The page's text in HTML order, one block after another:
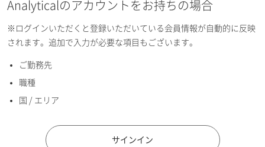
E-mailアドレス（半角英数）
国 / エリア
Analyticalのアカウントをお持ちの場合
※ログインいただくと登録いただいている会員情報が自動的に反映
されます。追加で入力が必要な項目もございます。
ご勤務先
職種
国 / エリア
サインイン